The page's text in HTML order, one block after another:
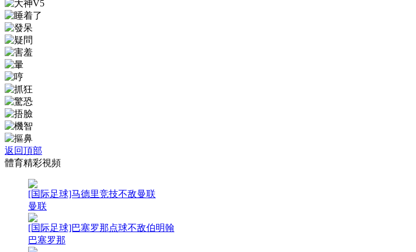
返回頂部
體育精彩視頻
[国际足球]马德里竞技不敌曼联
曼联
[国际足球]巴塞罗那点球不敌伯明翰
巴塞罗那